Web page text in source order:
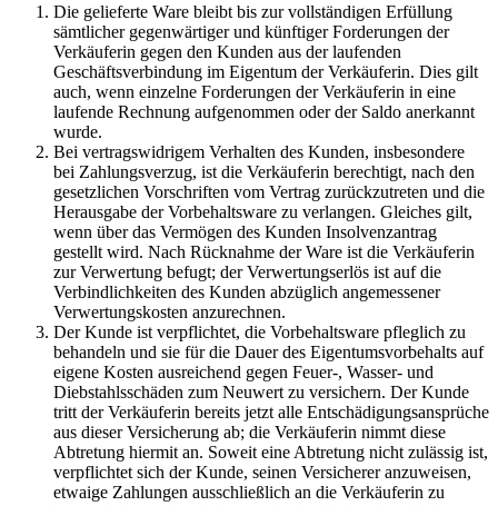
Die gelieferte Ware bleibt bis zur vollständigen Erfüllung
sämtlicher gegenwärtiger und künftiger Forderungen der
Verkäuferin gegen den Kunden aus der laufenden
Geschäftsverbindung im Eigentum der Verkäuferin. Dies gilt
auch, wenn einzelne Forderungen der Verkäuferin in eine
laufende Rechnung aufgenommen oder der Saldo anerkannt
wurde.
Bei vertragswidrigem Verhalten des Kunden, insbesondere
bei Zahlungsverzug, ist die Verkäuferin berechtigt, nach den
gesetzlichen Vorschriften vom Vertrag zurückzutreten und die
Herausgabe der Vorbehaltsware zu verlangen. Gleiches gilt,
wenn über das Vermögen des Kunden Insolvenzantrag
gestellt wird. Nach Rücknahme der Ware ist die Verkäuferin
zur Verwertung befugt; der Verwertungserlös ist auf die
Verbindlichkeiten des Kunden abzüglich angemessener
Verwertungskosten anzurechnen.
Der Kunde ist verpflichtet, die Vorbehaltsware pfleglich zu
behandeln und sie für die Dauer des Eigentumsvorbehalts auf
eigene Kosten ausreichend gegen Feuer-, Wasser- und
Diebstahlsschäden zum Neuwert zu versichern. Der Kunde
tritt der Verkäuferin bereits jetzt alle Entschädigungsansprüche
aus dieser Versicherung ab; die Verkäuferin nimmt diese
Abtretung hiermit an. Soweit eine Abtretung nicht zulässig ist,
verpflichtet sich der Kunde, seinen Versicherer anzuweisen,
etwaige Zahlungen ausschließlich an die Verkäuferin zu